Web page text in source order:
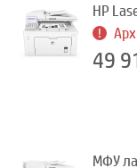
HP
49
МФУ